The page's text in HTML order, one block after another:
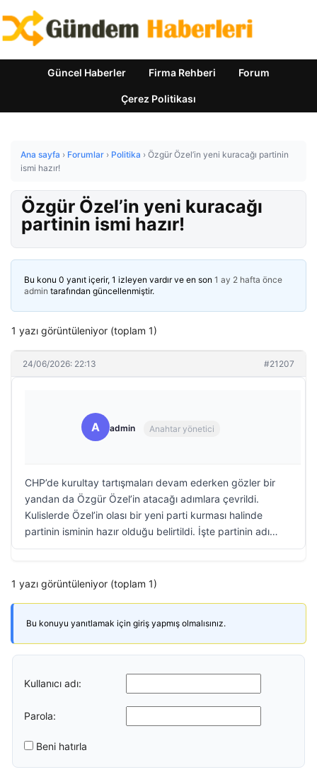
Güncel Haberler Firma Rehberi Forum
Çerez Politikası
Ana sayfa › Forumlar › Politika › Özgür Özel’in yeni kuracağı partinin
ismi hazır!
Özgür Özel’in yeni kuracağı
partinin ismi hazır!
Bu konu 0 yanıt içerir, 1 izleyen vardır ve en son 1 ay 2 hafta önce
admin tarafından güncellenmiştir.
1 yazı görüntüleniyor (toplam 1)
24/06/2026: 22:13 #21207
A admin Anahtar yönetici
CHP’de kurultay tartışmaları devam ederken gözler bir
yandan da Özgür Özel’in atacağı adımlara çevrildi.
Kulislerde Özel’in olası bir yeni parti kurması halinde
partinin isminin hazır olduğu belirtildi. İşte partinin adı…
1 yazı görüntüleniyor (toplam 1)
Bu konuyu yanıtlamak için giriş yapmış olmalısınız.
Kullanıcı adı:
Parola:
Beni hatırla